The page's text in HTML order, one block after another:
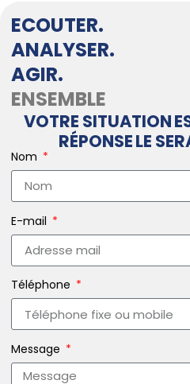
ECOUTER.
ANALYSER.
AGIR.
ENSEMBLE
VOTRE SITUATION
RÉPONSE LE
Nom
E-mail
Téléphone
Message